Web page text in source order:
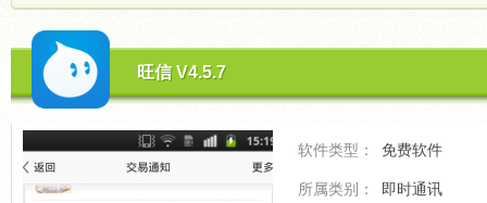
旺信 V4.5.7
软件类型： 免费软件
所属类别： 即时通讯